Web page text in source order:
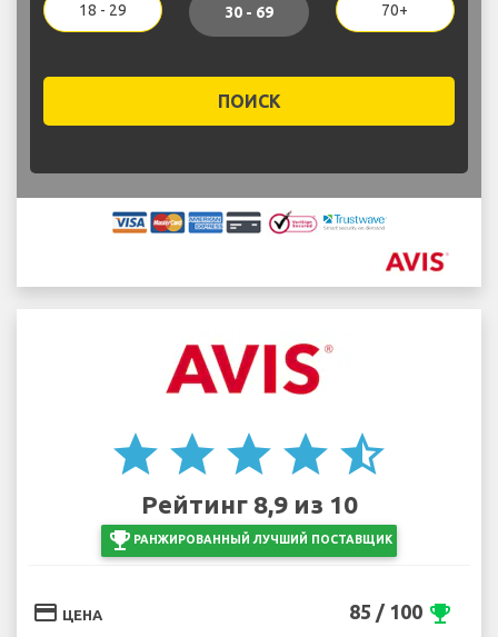
18 - 29 30 - 69 70+
ПОИСК
star star star star star_half
Рейтинг 8,9 из 10
emoji_events РАНЖИРОВАННЫЙ ЛУЧШИЙ ПОСТАВЩИК
credit_card ЦЕНА 85 / 100 emoji_events